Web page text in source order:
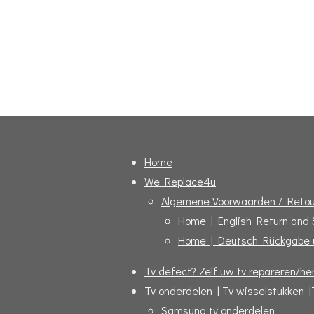
Home
We Replace4u
Algemene Voorwaarden /
Home | English Return and
Home | Deutsch Rückgabe
Tv defect? Zelf uw tv repareren/
Tv onderdelen | Tv wisselstukken
Samsung tv onderdelen